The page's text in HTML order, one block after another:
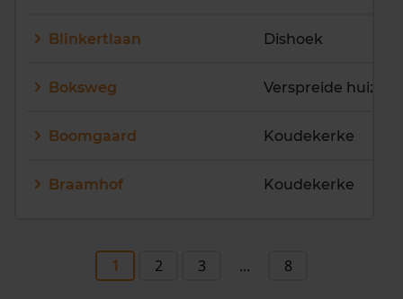
Blinkertlaan Dishoek
Boksweg
Boomgaard Koudekerke
Braamhof Koudekerke
1 2 3 ... 8